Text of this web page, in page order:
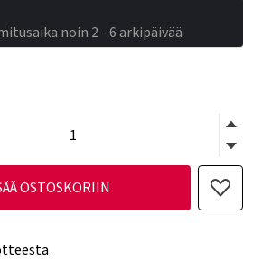
noin 2 - 6 arkipäivää
OSTOSKORIIN